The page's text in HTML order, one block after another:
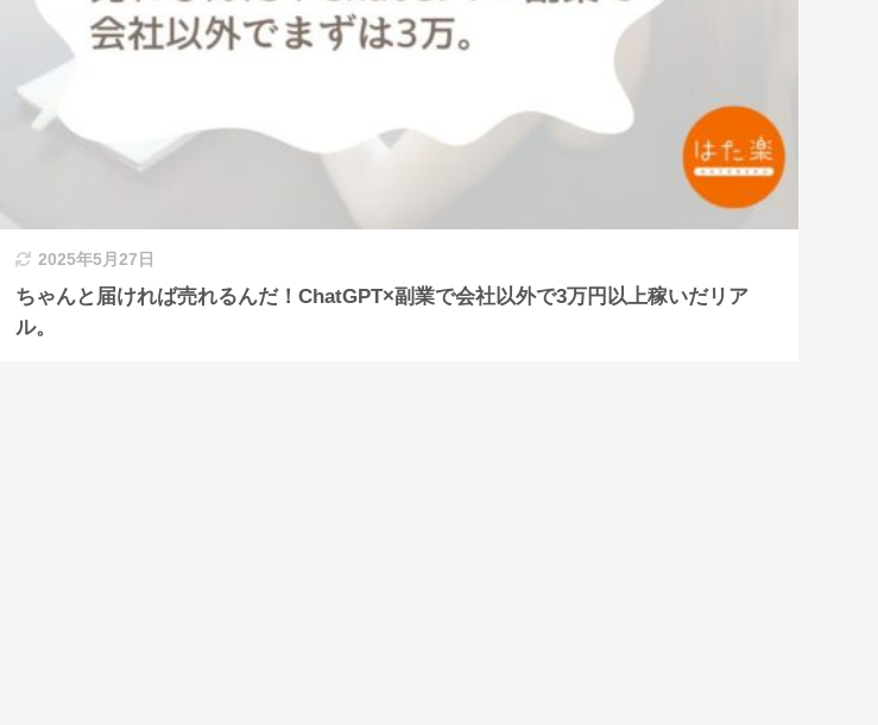
2025年5月27日
ちゃんと届ければ売れるんだ！ChatGPT×副業で会社以外で3万円以上稼いだリア
ル。